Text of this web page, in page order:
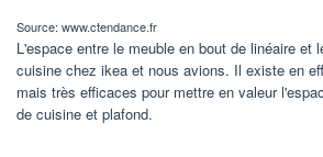
Source: www.ctendance.fr
L'espace entre le meuble en bout de linéaire et
cuisine chez ikea et nous avions. Il existe en
mais très efficaces pour mettre en valeur
de cuisine et plafond.